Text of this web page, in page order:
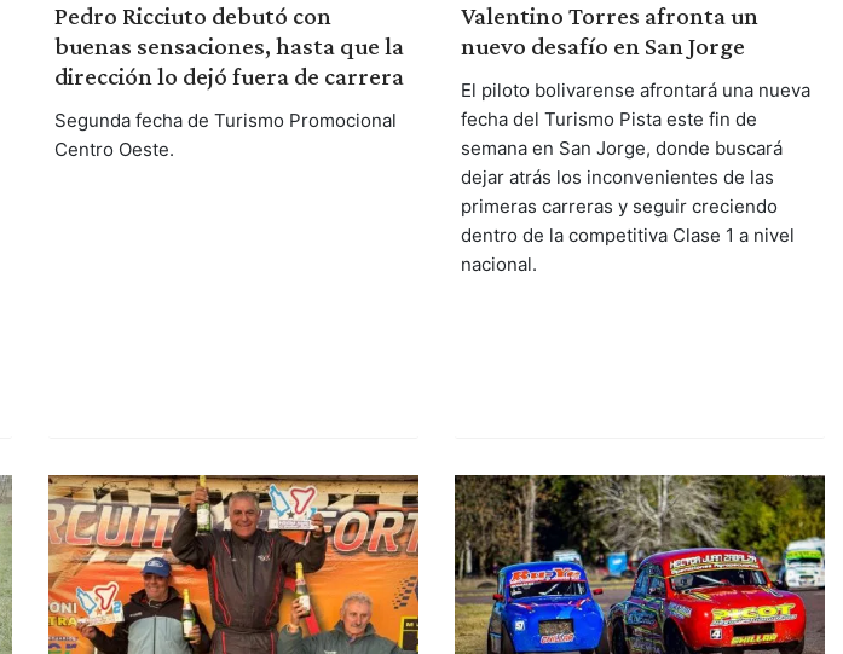
Pedro Ricciuto debutó con
buenas sensaciones, hasta que la
dirección lo dejó fuera de carrera
Segunda fecha de Turismo Promocional
Centro Oeste.
Valentino Torres afronta un
nuevo desafío en San Jorge
El piloto bolivarense afrontará una nueva
fecha del Turismo Pista este fin de
semana en San Jorge, donde buscará
dejar atrás los inconvenientes de las
primeras carreras y seguir creciendo
dentro de la competitiva Clase 1 a nivel
nacional.